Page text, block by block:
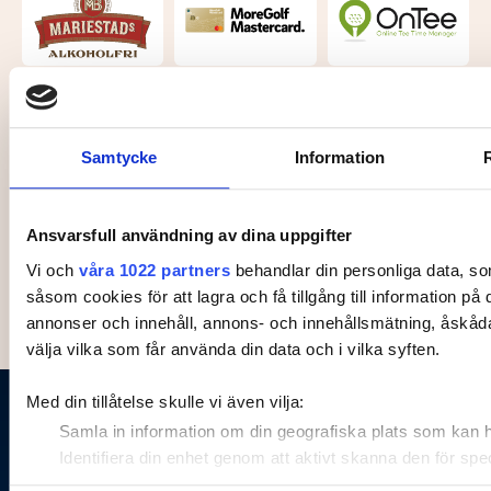
Samtycke Information
Ansvarsfull användning av dina uppgifter
Vi och våra 1022 partnersbehandlar din personliga data,
såsom cookies för att lagra och få tillgång till information på
annonser och innehåll, annons- och innehållsmätning,
välja vilka som får använda din data och i vilka syften.
Med din tillåtelse skulle vi även vilja:
Samla in information om din geografiska plats som kan
Identifiera din enhet genom att aktivt skanna den för
Kategoripartner